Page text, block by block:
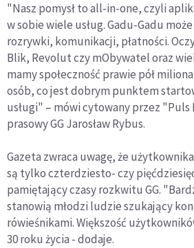
"Nasz pomysł to all-in-one, czyli
w sobie wiele usług. Gadu-Gadu
rozrywki, komunikacji, płatności.
Blik, Revolut czy mObywatel oraz
mamy społeczność prawie pół
osób, co jest dobrym punktem
usługi" – mówi cytowany przez
prasowy GG Jarosław Rybus.
Gazeta zwraca uwagę, że
są tylko czterdziesto- czy
pamiętający czasy rozkwitu GG.
stanowią młodzi ludzie szukający
rówieśnikami. Większość
30 roku życia - dodaje.